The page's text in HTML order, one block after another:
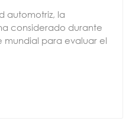
automotriz, la
considerado durante
para evaluar el